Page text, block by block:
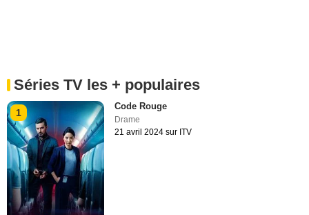
Séries TV les + populaires
1
Code Rouge
Drame
21 avril 2024 sur ITV